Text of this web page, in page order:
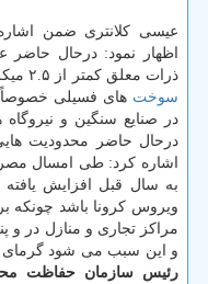
عیسی کلانتری ضمن
اظهار نمود: درحال
ذرات معلق کمتر از ۲.۵ میکرون است که عامل اصلی آن استفاده از
سوخت های فسیلی خصوصاً
در صنایع سنگین و
درحال حاضر محدودیت
به سال قبل افزایش
ویروس کرونا باشد چونکه
مراکز تجاری و منازل در و
و این سبب می شود گرمای
رئیس سازمان حفاظت